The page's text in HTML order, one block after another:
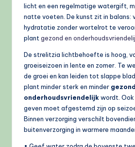
licht en een regelmatige watergift,
natte voeten. De kunst zit in balans:
hydratatie zonder wortelrot te
plant gezond en
De strelitzia lichtbehoefte is hoog,
groeiseizoen in lente en zomer. Te
de groei en kan leiden tot slappe
plant minder sterk en minder
onderhoudsvriendelijkwordt.
geven moet afgestemd zijn op
Binnen verzorging verschilt
buitenverzorging in warmere